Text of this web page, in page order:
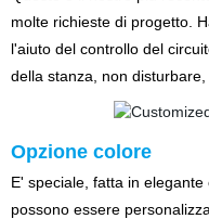
molte richieste di progetto.
l'aiuto del controllo del
della stanza, non
Opzione colore
E' speciale, fatta in
possono essere